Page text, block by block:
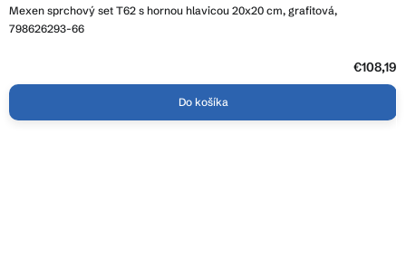
Mexen sprchový set T62 s hornou hlavicou 20x20 cm, grafitová,
798626293-66
€108,19
Do košíka